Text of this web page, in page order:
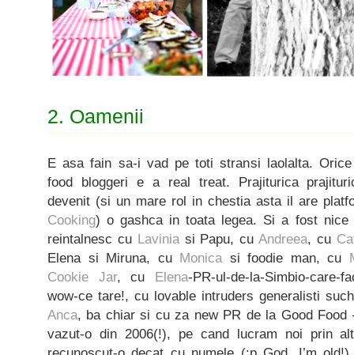
2. Oamenii
E asa fain sa-i vad pe toti stransi laolalta.
food bloggeri e a real treat. Prajiturica
devenit (si un mare rol in chestia asta il are
Cooking) o gashca in toata legea. Si a fost
reintalnesc cu Laviniasi Papu, cuAndreea, cu
Elena si Miruna, cu Monicasi foodie man, cu
Cookie Jar, cu Elena-PR-ul-de-la-Simbio-care-
wow-ce tare!, cu lovable intruders generalisti
Anca, ba chiar si cu za new PR de la Good Food
vazut-o din 2006(!), pe cand lucram noi prin